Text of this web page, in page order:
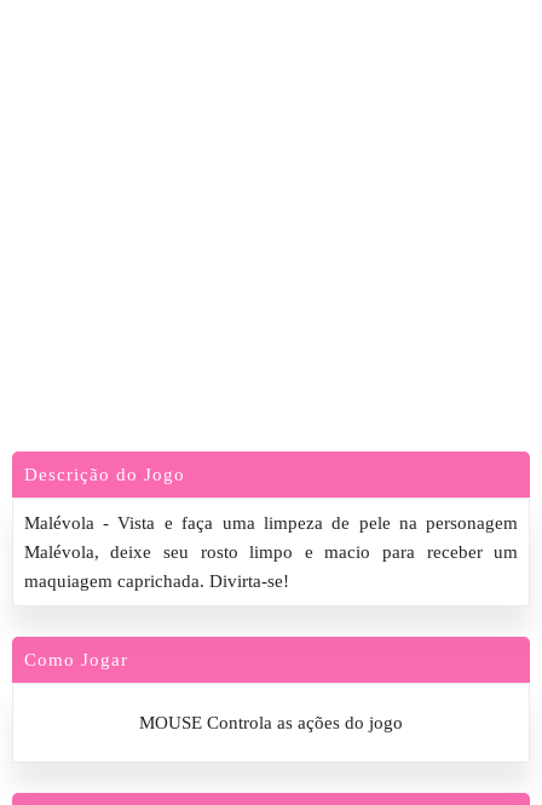
Descrição do Jogo
Malévola - Vista e faça uma limpeza de pele na personagem
Malévola, deixe seu rosto limpo e macio para receber um
maquiagem caprichada. Divirta-se!
Como Jogar
MOUSE Controla as ações do jogo